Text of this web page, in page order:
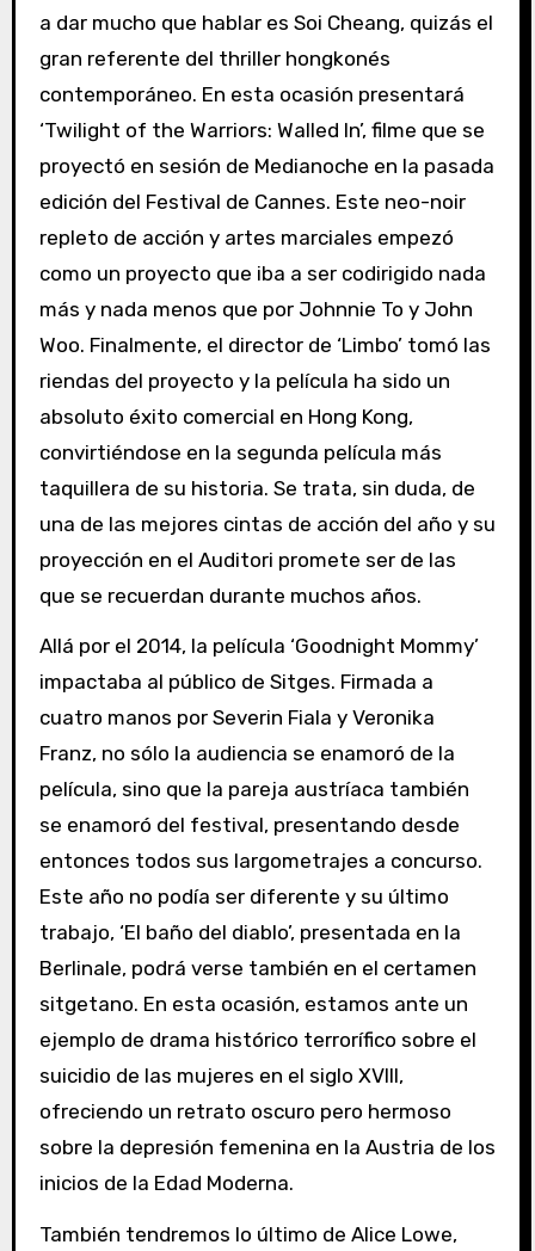
a dar mucho que hablar es Soi Cheang, quizás el
gran referente del thriller hongkonés
contemporáneo. En esta ocasión presentará
‘Twilight of the Warriors: Walled In’, filme que se
proyectó en sesión de Medianoche en la pasada
edición del Festival de Cannes. Este neo-noir
repleto de acción y artes marciales empezó
como un proyecto que iba a ser codirigido nada
más y nada menos que por Johnnie To y John
Woo. Finalmente, el director de ‘Limbo’ tomó las
riendas del proyecto y la película ha sido un
absoluto éxito comercial en Hong Kong,
convirtiéndose en la segunda película más
taquillera de su historia. Se trata, sin duda, de
una de las mejores cintas de acción del año y su
proyección en el Auditori promete ser de las
que se recuerdan durante muchos años.
Allá por el 2014, la película ‘Goodnight Mommy’
impactaba al público de Sitges. Firmada a
cuatro manos por Severin Fiala y Veronika
Franz, no sólo la audiencia se enamoró de la
película, sino que la pareja austríaca también
se enamoró del festival, presentando desde
entonces todos sus largometrajes a concurso.
Este año no podía ser diferente y su último
trabajo, ‘El baño del diablo’, presentada en la
Berlinale, podrá verse también en el certamen
sitgetano. En esta ocasión, estamos ante un
ejemplo de drama histórico terrorífico sobre el
suicidio de las mujeres en el siglo XVIII,
ofreciendo un retrato oscuro pero hermoso
sobre la depresión femenina en la Austria de los
inicios de la Edad Moderna.
También tendremos lo último de Alice Lowe,